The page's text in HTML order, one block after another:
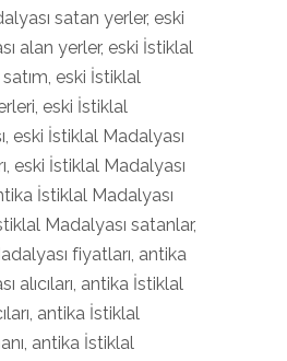
satan yerler, eski
alan yerler, eski İstiklal
eski İstiklal
eski İstiklal
eski İstiklal Madalyası
eski İstiklal Madalyası
İstiklal Madalyası
Madalyası satanlar,
fiyatları, antika
alıcıları, antika İstiklal
antika İstiklal
antika İstiklal